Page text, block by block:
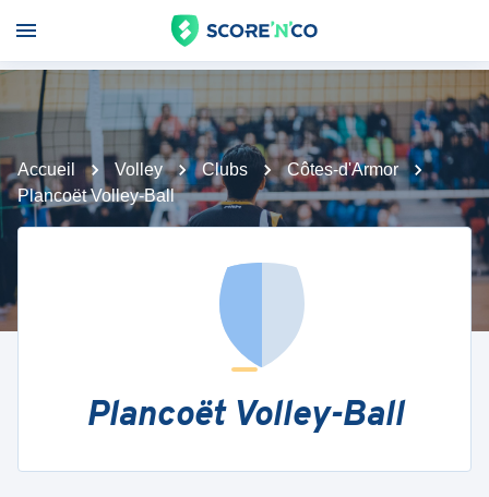
Accueil Volley Clubs
Côtes-d'Armor
Plancoët Volley-Ball
Plancoët Volley-Ball